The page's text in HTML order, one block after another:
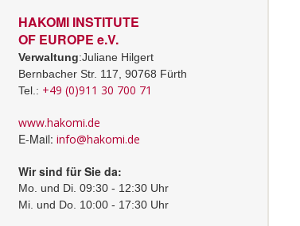
HAKOMI INSTITUTE
OF EUROPE e.V.
Verwaltung:Juliane Hilgert
Bernbacher Str. 117, 90768 Fürth
Tel.: +49 (0)911 30 700 71
www.hakomi.de
E-Mail: info@hakomi.de
Wir sind für Sie da:
Mo. und Di. 09:30 - 12:30 Uhr
Mi. und Do. 10:00 - 17:30 Uhr